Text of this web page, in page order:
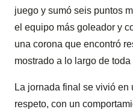
juego y sumó seis puntos
el equipo más goleador y
una corona que encontró
mostrado a lo largo de
La jornada final se vivió
respeto, con un